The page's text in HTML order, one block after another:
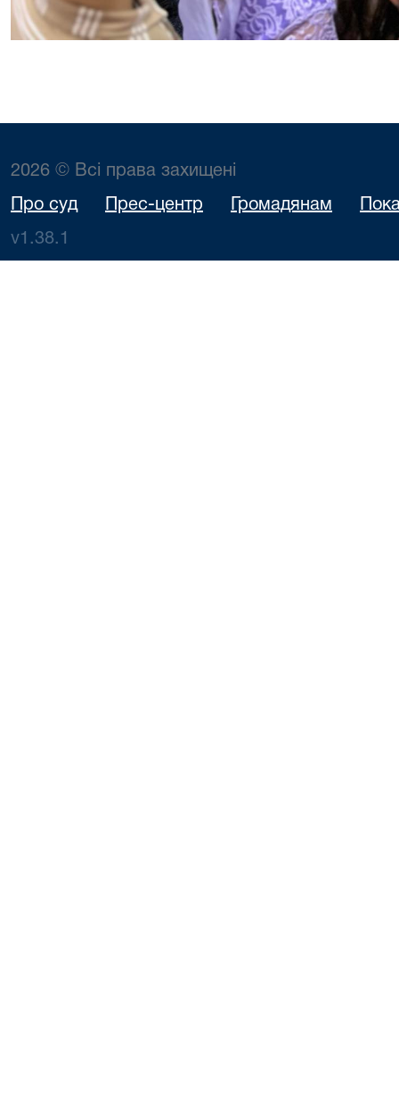
2026 © Всі права захищені
Про суд Прес-центр Громадянам
v1.38.1